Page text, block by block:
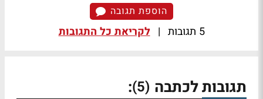
הוספת תגובה
5 תגובות | לקריאת כל התגובות
תגובות לכתבה (5)
: